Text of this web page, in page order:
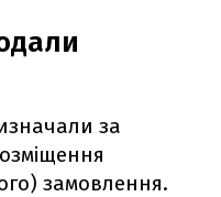
за
замовлення.